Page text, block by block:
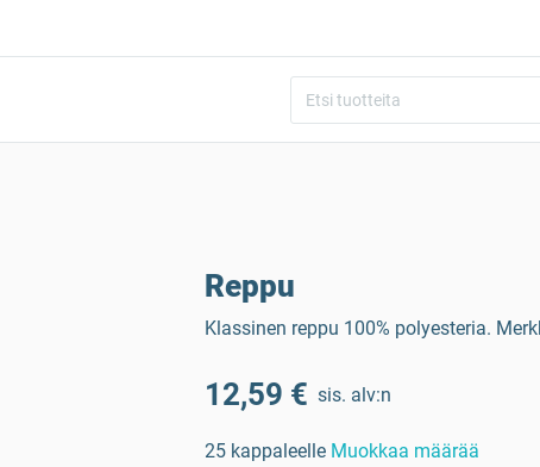
Reppu
Klassinen reppu 100% polyesteria.
12,59 € sis. alv:n
25 kappaleelle Muokkaa määrää